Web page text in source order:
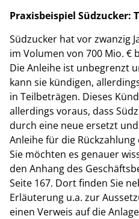
Praxisbeispiel
Südzucker hat vor zwanzig
im Volumen von 700 Mio. €
Die Anleihe ist unbegrenzt
kann sie kündigen,
in Teilbeträgen. Dieses
allerdings voraus, dass
durch eine neue ersetzt
Anleihe für die
Sie möchten es genauer
den Anhang des
Seite 167. Dort finden Sie
Erläuterung u.a. zur
einen Verweis auf die